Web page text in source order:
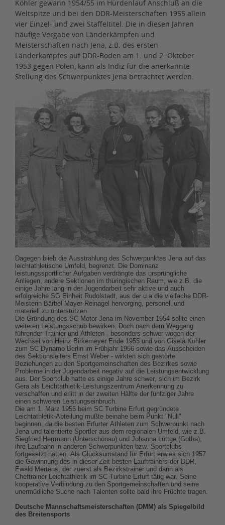
Köhler gewann 1954/55 im Hürdenlauf Anschluß an die
Weltspitze und bei den DDR-Meisterschaften 1955 allein
vier Einzel- und zwei Staffeltitel. Die in diesen Jahren
häufige Vergabe von Länderkämpfen und
Meisterschaften nach Jena, z.B. des ersten
Länderkampfes auf DDR-Boden am 1. und 2. Oktober
1953 gegen Polen, kann als Indiz für die anerkannte
Stellung des Schwerpunktes Jena betrachtet werden.
Dagegen blieb die Ausstrahlung des Schwerpunktes Jena auf das
leichtathletische Umfeld, begrenzt. Die Dominanz
leistungssportlicher Aufgaben verdrängte das ursprüngliche
Anliegen, andere Sektionen im thüringischen Raum, wie z.B. die
einige Jahre lang in der Jugendarbeit sehr aktive und auch
erfolgreiche SG Einheit Rudolstadt, aus der u.a die vielfache DDR-
Meisterin Bärbel Mayer-Reinagel hervorging, personell und
materiell zu unterstützen.
Die Gründung des SC Motor Jena im November 1954 sollte einen
weiteren Leistungsschub bewirken. Doch nach dem Weggang
führender Trainier und Athleten - besonders schwer wogen der
Wechsel von Heinz Birkemeyer Ende 1955 und von Gisela Köhler
zum SC Dynamo Berlin im Frühjahr 1956 sowie das Ausscheiden
des Sektionsleiters Ernst Weber - wirkten sich gestörte
Beziehungen zu den Sportgemeinschaften des Bezirkes sowie
Probleme in der Jugendarbeit negativ auf die Leistungsentwicklung
aus. Der Sportclub hatte es einige Jahre schwer, sich im Bezirk
Gera als Leichtathletik-Leistungszentrum Anerkennung zu
verschaffen und erlitt in der zweiten Hälfte der fünfziger Jahre
einen schweren Leistungseinbruch.
Die am 1. März 1955 beim SC Turbine Erfurt gegründete
Leichtathletik-Abteilung mußte beinahe beim Punkt "Null"
beginnen, da die besten Erfurter Athleten zum Schwerpunkt nach
Jena und talentierte Sportler aus dem regionalen Umfeld, wie z.B.
Siegfried Herrmann (Unterschönau) und Johanna Lüttge (Gotha),
ihre Laufbahn in anderen Schwerpunkten bzw. Sportclubs
fortgesetzt hatten. Als Glücksumstand für Erfurt erwies sich 1957
die Gewinnung des in dieser Zeit besten Lauftrainers der DDR,
Ewald Mertens, der zuerst als Bezirkstrainer und dann als
Cheftrainer Leichtathletik im SC Turbine Erfurt tätig war. Seine
kooperative Verbindung zu den Sportgemeinschaften und seine
unermüdliche Suche nach Talenten sollte bald ihre Früchte tragen.
Deutsche Mannschaftsmeisterschaften (DMM) als Spiegelbild
des Breitensports